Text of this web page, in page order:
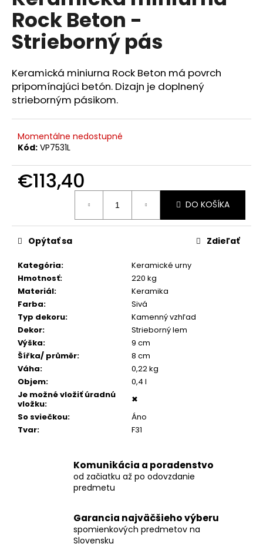
0,0
5
hviezdičiek.
Rock Beton -
Strieborný pás
Keramická miniurna Rock Beton má povrch
pripomínajúci betón. Dizajn je doplnený
strieborným pásikom.
Momentálne nedostupné
Kód: VP7531L
€113,40
DO KOŠÍKA
Kategória:
Keramické urny
Hmotnosť:
220 kg
Materiál:
Keramika
Farba:
Sivá
Typ dekoru:
Kamenný vzhľad
Dekor:
Strieborný lem
Výška:
9 cm
Šířka/ průměr:
8 cm
Váha:
0,22 kg
Objem:
0,4 l
Je možné vložiť úradnú
vložku:
✖
So sviečkou:
Áno
Tvar: F31
Opýtať sa Zdieľať
Komunikácia a poradenstvo
od začiatku až po odovzdanie
predmetu
Garancia najväčšieho výberu
spomienkových predmetov na
Slovensku
á
j
s
?
HĽADAŤ
O
o
č
a
m
e
POZLÁTENÝ
PRSTEŇ
ZELENÝ
ACHÁT
€160